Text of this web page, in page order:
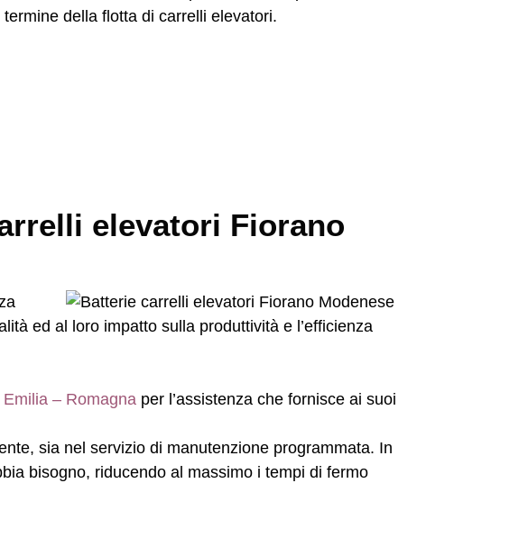
della flotta di carrelli elevatori.
elevatori Fiorano
ed al loro impatto sulla produttività e l’efficienza
– Romagna per l’assistenza che fornisce ai suoi
sia nel servizio di manutenzione programmata. In
bisogno, riducendo al massimo i tempi di fermo